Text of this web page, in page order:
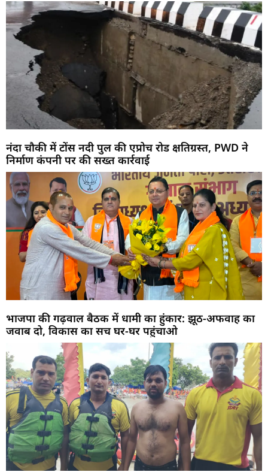
नंदा चौकी में टोंस नदी पुल की एप्रोच रोड क्षतिग्रस्त, PWD ने
निर्माण कंपनी पर की सख्त कार्रवाई
भाजपा की गढ़वाल बैठक में धामी का हुंकार: झूठ-अफवाह का
जवाब दो, विकास का सच घर-घर पहुंचाओ